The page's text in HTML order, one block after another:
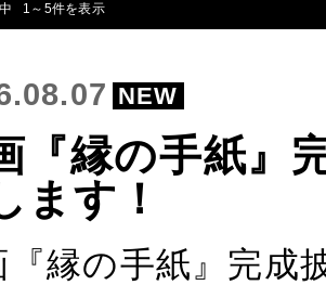
1～5件を表示
NEW
『縁の手紙』
ます！
『縁の手紙』完成